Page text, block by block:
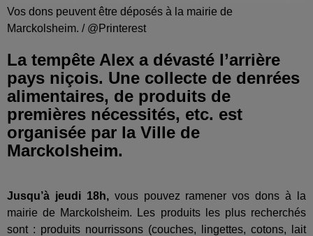
Vos dons peuvent être déposés à la mairie de
Marckolsheim. / @Printerest
La tempête Alex a dévasté l’arrière
pays niçois. Une collecte de denrées
alimentaires, de produits de
premières nécessités, etc. est
organisée par la Ville de
Marckolsheim.
Jusqu’à jeudi 18h,vous pouvez ramener vos dons à la
mairie de Marckolsheim. Les produits les plus recherchés
sont : produits nourrissons (couches, lingettes, cotons, lait